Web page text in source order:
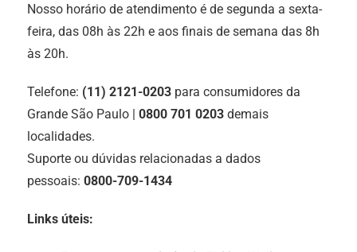
Nosso horário de atendimento é de segunda a sexta-
feira, das 08h às 22h e aos finais de semana das 8h
às 20h.
Telefone: (11) 2121-0203 para consumidores da
Grande São Paulo | 0800 701 0203 demais
localidades.
Suporte ou dúvidas relacionadas a dados
pessoais: 0800-709-1434
Links úteis: